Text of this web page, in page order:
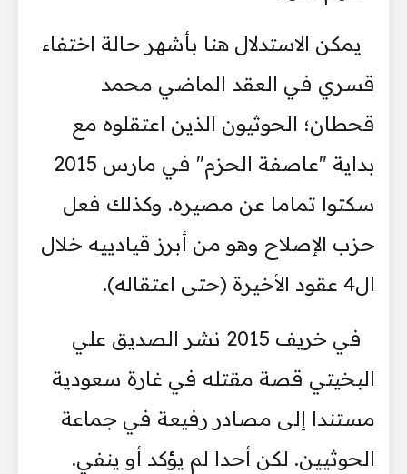
يمكن الاستدلال هنا بأشهر حالة اختفاء
قسري في العقد الماضي محمد
قحطان؛ الحوثيون الذين اعتقلوه مع
بداية "عاصفة الحزم" في مارس 2015
سكتوا تماما عن مصيره. وكذلك فعل
حزب الإصلاح وهو من أبرز قيادييه خلال
ال4 عقود الأخيرة (حتى اعتقاله).
في خريف 2015 نشر الصديق علي
البخيتي قصة مقتله في غارة سعودية
مستندا إلى مصادر رفيعة في جماعة
الحوثيين. لكن أحدا لم يؤكد أو ينفي.